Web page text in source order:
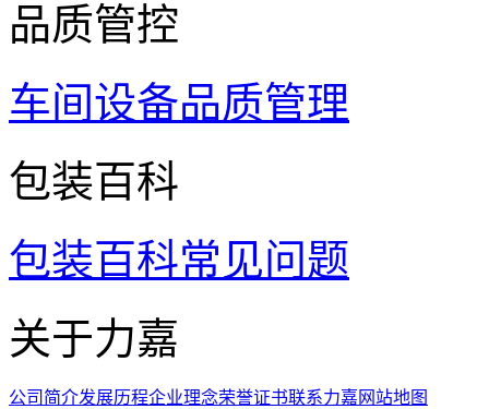
品质管控
车间设备品质管理
包装百科
包装百科常见问题
关于力嘉
公司简介发展历程企业理念荣誉证书联系力嘉 网站地图